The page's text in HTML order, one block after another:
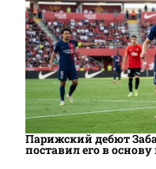
Парижский дебют
поставил его в